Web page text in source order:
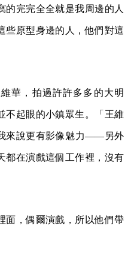
的完完全全就是我周邊的人
些原型身邊的人，他們對這
華，拍過許許多多的大明
不起眼的小鎮眾生。「王維
來說更有影像魅力——另外
都在演戲這個工作裡，沒有
面，偶爾演戲，所以他們帶